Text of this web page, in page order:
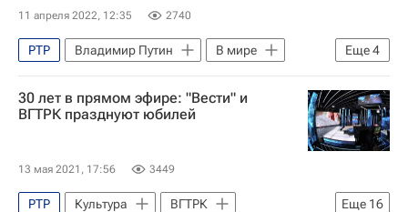
Академия российского телевидения
Россия-1 (телеканал)
ТВ Центр (телеканал)
11 апреля 2022, 12:35 2740
Еще4
РТР Владимир Путин
В мире
Белоруссия
SWIFT
Россия
Латвия
30 лет в прямом эфире: "Вести" и
ВГТРК празднуют юбилей
13 мая 2021, 17:56 3449
Еще 16
РТР Культура
ВГТРК